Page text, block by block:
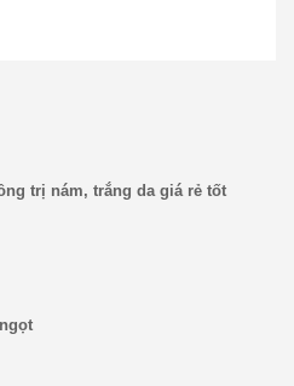
trị nám, trắng da giá rẻ tốt